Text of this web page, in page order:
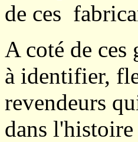
de ces
A coté de ces
à identifier,
revendeurs
dans